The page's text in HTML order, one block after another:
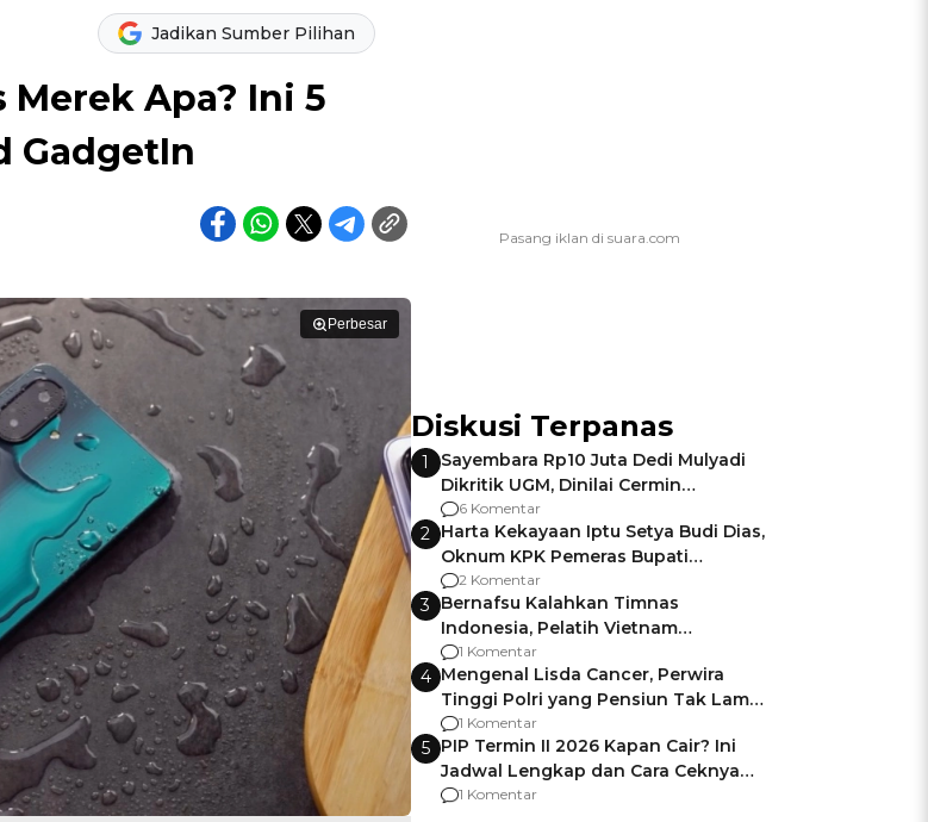
Jadikan Sumber Pilihan
Merek Apa? Ini 5
GadgetIn
Perbesar
Diskusi Terpanas
1
Sayembara Rp10 Juta Dedi Mulyadi
Dikritik UGM, Dinilai Cermin
Gagalnya Negara Jamin Keamanan
6 Komentar
2 Harta Kekayaan Iptu Setya Budi Dias,
Oknum KPK Pemeras Bupati
Pemalang
2 Komentar
3 Bernafsu Kalahkan Timnas
Indonesia, Pelatih Vietnam
Berencana Pakai Jimat di Pakansari
1 Komentar
4 Mengenal Lisda Cancer, Perwira
Tinggi Polri yang Pensiun Tak Lama
Usai Jadi Brigjen
1 Komentar
5 PIP Termin II 2026 Kapan Cair? Ini
Jadwal Lengkap dan Cara Ceknya
agar Dana Tidak Hangus!
1 Komentar